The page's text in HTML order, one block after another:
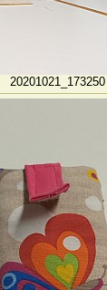
20201021_173250